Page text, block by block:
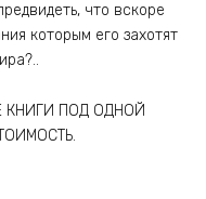
что вскоре
которым его захотят
КНИГИ ПОД ОДНОЙ